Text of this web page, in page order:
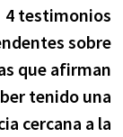
4 testimonios
sobre
que afirman
tenido una
cercana a la